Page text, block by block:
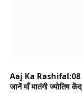
Aaj Ka Rashifal:08
जानें माँ मातंगी ज्योतिष